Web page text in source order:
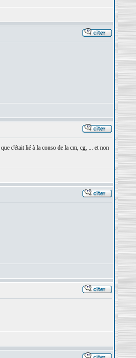
c'était lié à la conso de la cm, cg, ... et non